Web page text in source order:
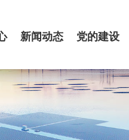
新闻动态 党的建设